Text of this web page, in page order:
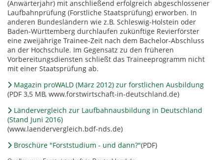
(Anwärterjahr) mit anschließend erfolgreich abgeschlossener
Laufbahnprüfung (Forstliche Staatsprüfung) erworben. In
anderen Bundesländern wie z.B. Schleswig-Holstein oder
Baden-Württemberg durchlaufen zukünftige Revierförster
eine zweijährige Trainee-Zeit nach dem Bachelor-Abschluss
an der Hochschule. Im Gegensatz zu den früheren
Vorbereitungsdiensten schließt das Traineeprogramm nicht
mit einer Staatsprüfung ab.
Magazin proWALD (März 2012) zur forstlichen Ausbildung
(PDF 3,5 MB, www.forstwirtschaft-in-deutschland.de)
Ländervergleich zur Laufbahnausbildung in Deutschland
(Stand Juni 2016)
(www.laendervergleich.bdf-nds.de)
Broschüre "Forststudium - und dann?"(PDF)